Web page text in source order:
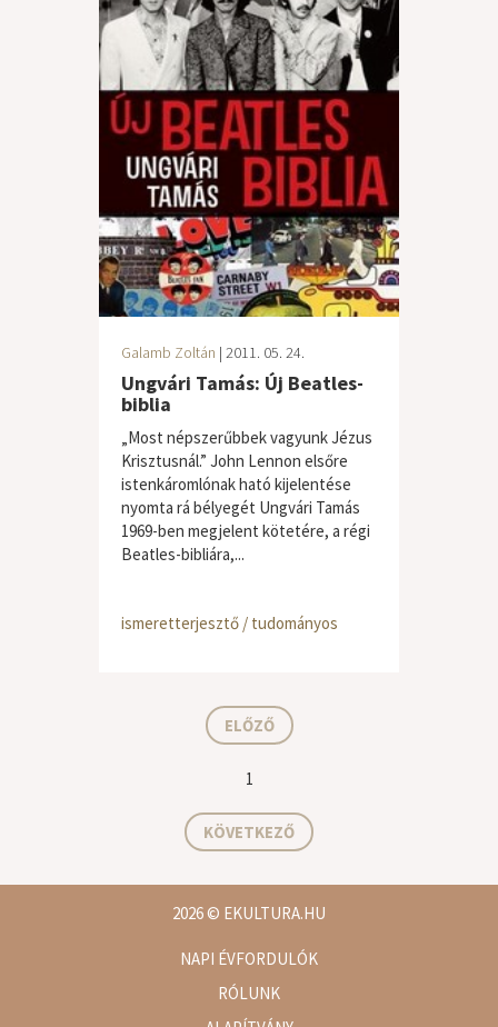
Galamb Zoltán | 2011. 05. 24.
Ungvári Tamás: Új Beatles-
biblia
„Most népszerűbbek vagyunk Jézus
Krisztusnál.” John Lennon elsőre
istenkáromlónak ható kijelentése
nyomta rá bélyegét Ungvári Tamás
1969-ben megjelent kötetére, a régi
Beatles-bibliára,...
ismeretterjesztő / tudományos
ELŐZŐ
1
KÖVETKEZŐ
2026© EKULTURA.HU
NAPI ÉVFORDULÓK
RÓLUNK